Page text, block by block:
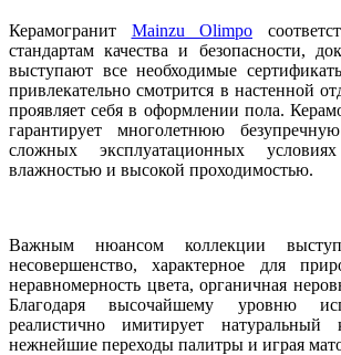
Керамогранит Mainzu Olimpo
стандартам качества и безопасности,
выступают все необходимые
привлекательно смотрится в настенной
проявляет себя в оформлении пола.
гарантирует многолетнюю
сложных эксплуатационных
влажностью и высокой проходимостью.
Важным нюансом коллекции
несовершенство, характерное для
неравномерность цвета, органичная
Благодаря высочайшему уровню
реалистично имитирует натуральный
нежнейшие переходы палитры и играя